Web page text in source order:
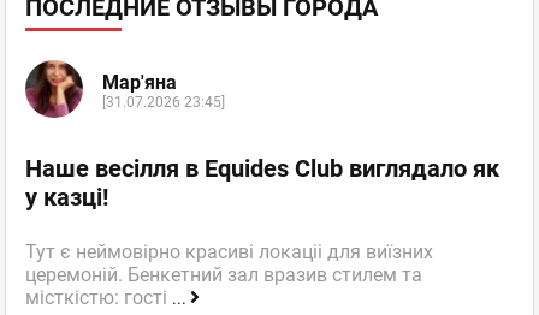
ПОСЛЕДНИЕ ОТЗЫВЫ ГОРОДА
Мар'яна
[31.07.2026 23:45]
Наше весілля в Equides Club виглядало як
у казці!
Тут є неймовірно красиві локаціі для виїзних
церемоній. Бенкетний зал вразив стилем та
місткістю: гості ...